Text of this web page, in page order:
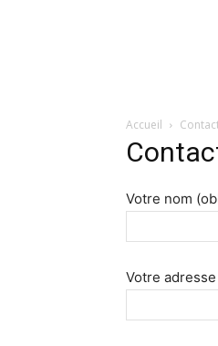
Accueil
Votre nom
Votre